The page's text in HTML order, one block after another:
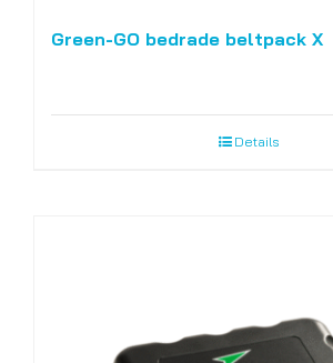
Green-GO bedrade beltpack X
Details